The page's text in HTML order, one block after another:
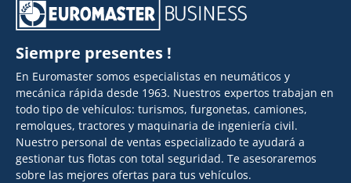
Siempre presentes !
En Euromaster somos especialistas en neumáticos y
mecánica rápida desde 1963. Nuestros expertos trabajan en
todo tipo de vehículos: turismos, furgonetas, camiones,
remolques, tractores y maquinaria de ingeniería civil.
Nuestro personal de ventas especializado te ayudará a
gestionar tus flotas con total seguridad. Te asesoraremos
sobre las mejores ofertas para tus vehículos.